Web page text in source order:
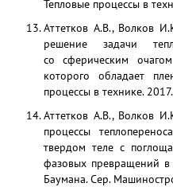
Тепловые процессы в
Аттетков А.В., Волков
решение задачи
со сферическим
которого обладает
процессы в технике.
Аттетков А.В., Волков
процессы
твердом теле с
фазовых превращений
Баумана. Сер.